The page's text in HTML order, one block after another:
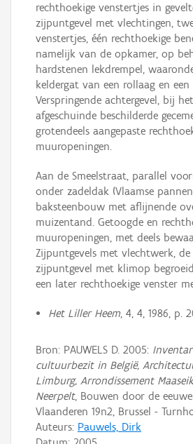
rechthoekige venstertjes in
zijpuntgevel met vlechtingen,
venstertjes, één rechthoekige
namelijk van de opkamer, op
hardstenen lekdrempel,
keldergat van een rollaag en
Verspringende achtergevel, bij
afgeschuinde beschilderde
grotendeels aangepaste
muuropeningen.
Aan de Smeelstraat, parallel
onder zadeldak (Vlaamse
baksteenbouw met aflijnende
muizentand. Getoogde en
muuropeningen, met deels
Zijpuntgevels met vlechtwerk,
zijpuntgevel met klimop
een later rechthoekige venster
Het Liller Heem, 4, 4, 1986, p.
Bron: PAUWELS D. 2005:
cultuurbezit in België,
Limburg, Arrondissement
Neerpelt, Bouwen door de
Vlaanderen 19n2, Brussel -
Auteurs: Pauwels, Dirk